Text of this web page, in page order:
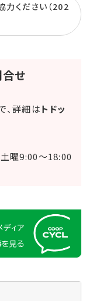
力ください（202
せ
、詳細はトドッ
曜9:00～18:00